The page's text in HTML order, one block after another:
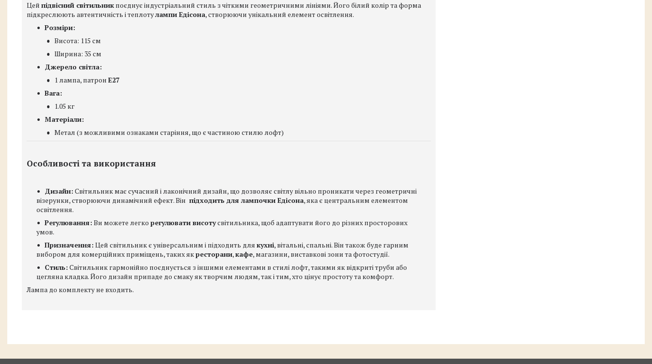
Цей підвісний світильник поєднує індустріальний стиль з чіткими геометричними лініями. Його білий колір та форма
підкреслюють автентичність і теплотулампи Едісона, створюючи унікальний елемент освітлення.
Розміри:
Висота: 115 см
Ширина: 35 см
Джерело світла:
1 лампа, патрон E27
Вага:
1.05 кг
Матеріали:
Метал (з можливими ознаками старіння, що є частиною стилю лофт)
Особливості та використання
Дизайн: Світильник має сучасний і лаконічний дизайн, що дозволяє світлу вільно проникати через геометричні
візерунки, створюючи динамічний ефект. Він підходить для лампочки Едісона, яка є центральним елементом
освітлення.
Регулювання: Ви можете легко регулювати висотусвітильника, щоб адаптувати його до різних просторових
умов.
Призначення: Цей світильник є універсальним і підходить для кухні, вітальні, спальні. Він також буде гарним
вибором для комерційних приміщень, таких якресторани,кафе, магазини, виставкові зони та фотостудії.
Стиль: Світильник гармонійно поєднується з іншими елементами в стилі лофт, такими як відкриті труби або
цегляна кладка. Його дизайн припаде до смаку як творчим людям, так і тим, хто цінує простоту та комфорт.
Лампа до комплекту не входить.